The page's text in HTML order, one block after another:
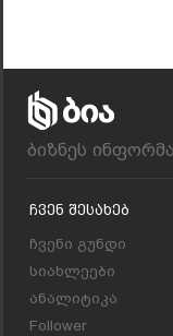
ბიზნეს
Ჩვენ Შესახებ
ჩვენი გუნდი
სიახლეები
ანალიტიკა
Follower